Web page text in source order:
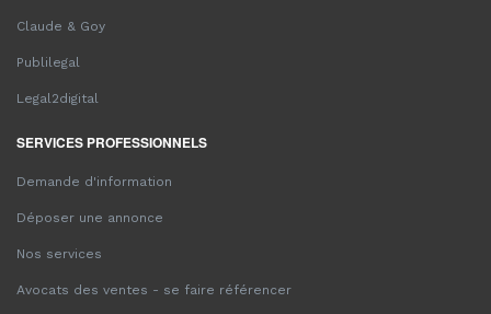
Claude & Goy
Publilegal
Legal2digital
SERVICES PROFESSIONNELS
Demande d'information
Déposer une annonce
Nos services
Avocats des ventes - se faire référencer